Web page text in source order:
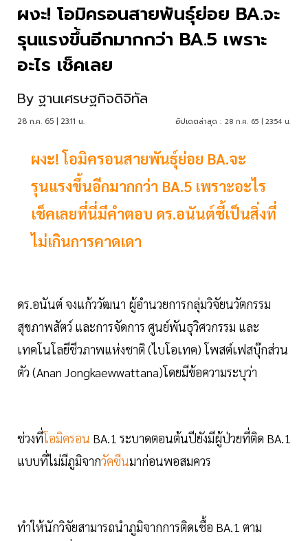
ผงะ! โอมิครอนสายพันธุ์ย่อย BA.จะ
รุนแรงขึ้นอีกมากกว่า BA.5 เพราะ
อะไร เช็คเลย
By ฐานเศรษฐกิจดิจิทัล
28 ก.ค. 65 | 23:11 น. อัปเดตล่าสุด : 28 ก.ค. 65 | 23:54 น.
ผงะ! โอมิครอนสายพันธุ์ย่อย BA.จะ
รุนแรงขึ้นอีกมากกว่า BA.5 เพราะอะไร
เช็คเลยที่นี่มีคำตอบ ดร.อนันต์ชี้เป็นสิ่งที่
ไม่เกินการคาดเดา
ดร.อนันต์ จงแก้ววัฒนา ผู้อำนวยการกลุ่มวิจัยนวัตกรรม
สุขภาพสัตว์ และการจัดการ ศูนย์พันธุวิศวกรรม และ
เทคโนโลยีชีวภาพแห่งชาติ (ไบโอเทค) โพสต์เฟสบุ๊กส่วน
ตัว (Anan Jongkaewwattana)โดยมีข้อความระบุว่า
ช่วงที่โอมิครอน BA.1 ระบาดตอนต้นปียังมีผู้ป่วยที่ติด BA.1
แบบที่ไม่มีภูมิจากวัคซีนมาก่อนพอสมควร
ทำให้นักวิจัยสามารถนำภูมิจากการติดเชื้อ BA.1 ตาม